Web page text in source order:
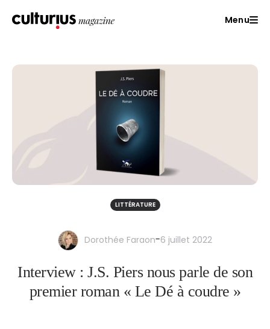
Menu
LITTÉRATURE
Dorothée Faraon-6 juillet 2022
Interview : J.S. Piers nous parle de son
premier roman « Le Dé à coudre »